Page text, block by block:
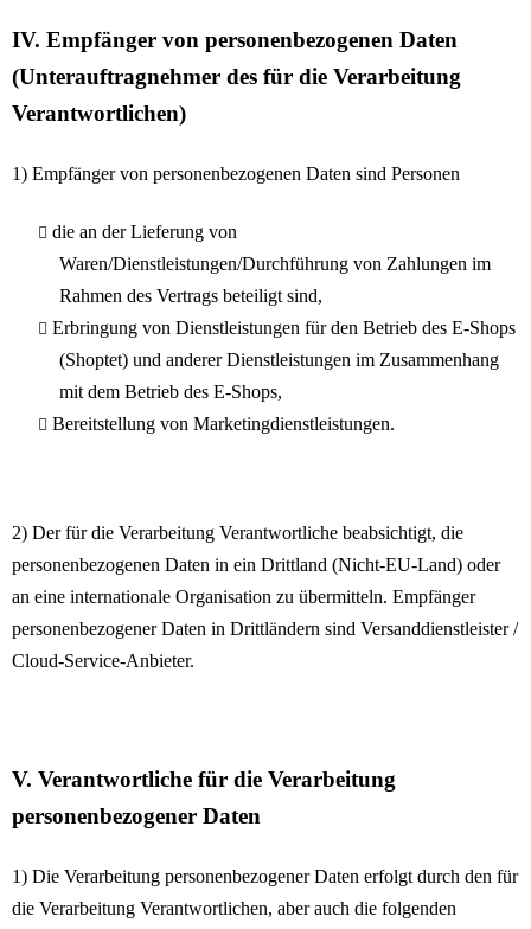
IV. Empfänger von personenbezogenen Daten
(Unterauftragnehmer des für die Verarbeitung
Verantwortlichen)
1) Empfänger von personenbezogenen Daten sind Personen
die an der Lieferung von
Waren/Dienstleistungen/Durchführung von Zahlungen im
Rahmen des Vertrags beteiligt sind,
Erbringung von Dienstleistungen für den Betrieb des E-Shops
(Shoptet) und anderer Dienstleistungen im Zusammenhang
mit dem Betrieb des E-Shops,
Bereitstellung von Marketingdienstleistungen.
2) Der für die Verarbeitung Verantwortliche beabsichtigt, die
personenbezogenen Daten in ein Drittland (Nicht-EU-Land) oder
an eine internationale Organisation zu übermitteln. Empfänger
personenbezogener Daten in Drittländern sind Versanddienstleister /
Cloud-Service-Anbieter.
V. Verantwortliche für die Verarbeitung
personenbezogener Daten
1) Die Verarbeitung personenbezogener Daten erfolgt durch den für
die Verarbeitung Verantwortlichen, aber auch die folgenden